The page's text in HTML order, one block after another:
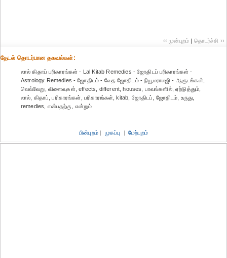
‹‹ முன்புறம் | தொடர்ச்சி ››
தேட‌ல் தொட‌ர்பான தகவ‌ல்க‌ள்:
லால் கிதாப் பரிகாரங்கள் - Lal Kitab Remedies - ஜோதிடப் ப‌ரிகார‌ங்க‌ள் -
Astrology Remedies - ஜோதிடம் - வேத ஜோதிடம் - நியூமராலஜி - ஆரூடங்கள்,
வெவ்வேறு, விளைவுகள், effects, different, houses, பாவங்களில், ஏற்டுத்தும்,
லால், கிதாப், ப‌ரிகார‌ங்க‌ள், பரிகாரங்கள், kitab, ஜோதிடப், ஜோதிடம், உருது,
remedies, என்பதற்கு, என்றும்
பின்புறம் | முகப்பு | மேற்புறம்